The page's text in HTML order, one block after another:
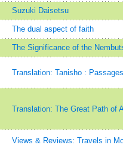
Suzuki Daisetsu
The dual aspect of faith
The Significance of the
Translation: Tanisho :
Translation: The Great Path of
Views & Reviews: Travels in